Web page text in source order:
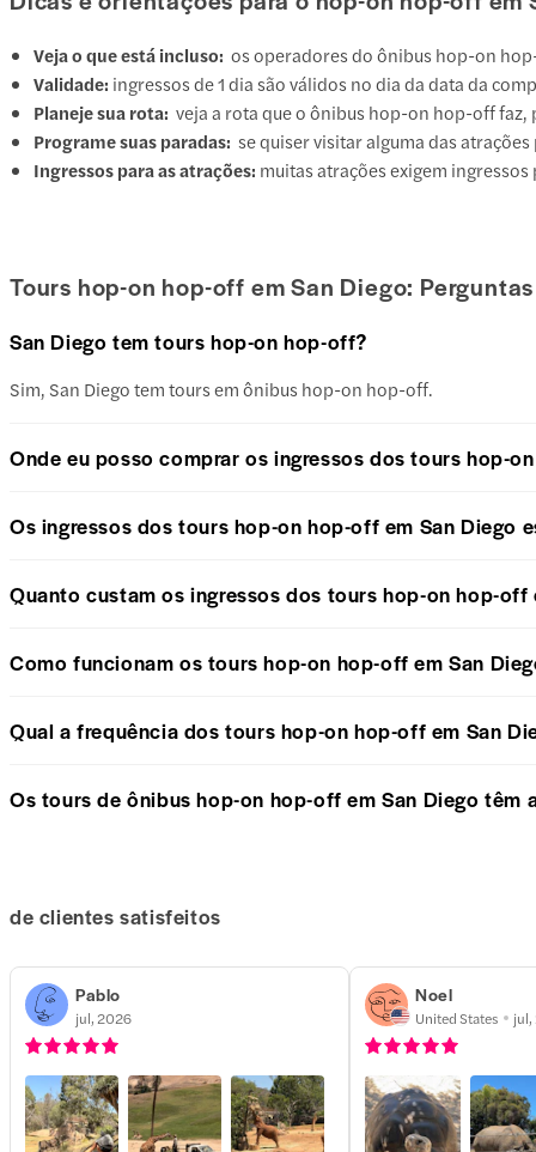
Veja o que está incluso: os operadores do ônibus hop-on
Validade: ingressos de 1 dia são válidos no dia da data da
Planeje sua rota: veja a rota que o ônibus hop-on hop-off faz,
Programe suas paradas: se quiser visitar alguma das
Ingressos para as atrações: muitas atrações exigem
Tours hop-on hop-off em San Diego:
San Diego tem tours hop-on hop-off?
Sim, San Diego tem tours em ônibus hop-on hop-off.
Onde eu posso comprar os ingressos dos tours hop-
Os ingressos dos tours hop-on hop-off em San Diego
Quanto custam os ingressos dos tours hop-on hop-off
Como funcionam os tours hop-on hop-off em San
Qual a frequência dos tours hop-on hop-off em San
Os tours de ônibus hop-on hop-off em San Diego têm
de clientes satisfeitos
Pablo
jul, 2026
Noel
United States